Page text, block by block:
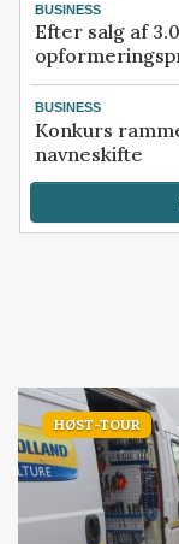
BUSINESS
Efter salg af
BUSINESS
Konkurs
navneskifte
HØST-TOUR